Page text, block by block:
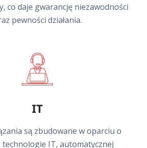
co daje gwarancję niezawodności
pewności działania.
IT
są zbudowane w oparciu o
technologie IT, automatycznej